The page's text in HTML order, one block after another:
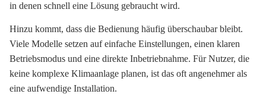
in denen schnell eine Lösung gebraucht wird.
Hinzu kommt, dass die Bedienung häufig überschaubar bleibt.
Viele Modelle setzen auf einfache Einstellungen, einen klaren
Betriebsmodus und eine direkte Inbetriebnahme. Für Nutzer, die
keine komplexe Klimaanlage planen, ist das oft angenehmer als
eine aufwendige Installation.